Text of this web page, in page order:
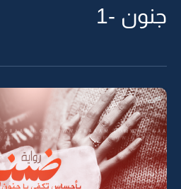
جنون -1